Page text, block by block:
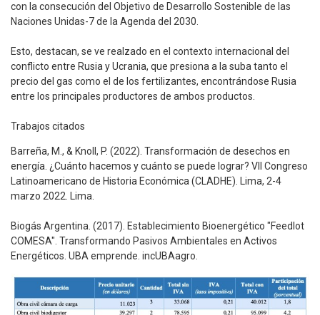
con la consecución del Objetivo de Desarrollo Sostenible de las
Naciones Unidas-7 de la Agenda del 2030.
Esto, destacan, se ve realzado en el contexto internacional del
conflicto entre Rusia y Ucrania, que presiona a la suba tanto el
precio del gas como el de los fertilizantes, encontrándose Rusia
entre los principales productores de ambos productos.
Trabajos citados
Barreña, M., & Knoll, P. (2022). Transformación de desechos en
energía. ¿Cuánto hacemos y cuánto se puede lograr? VII Congreso
Latinoamericano de Historia Económica (CLADHE). Lima, 2-4
marzo 2022. Lima.
Biogás Argentina. (2017). Establecimiento Bioenergético "Feedlot
COMESA". Transformando Pasivos Ambientales en Activos
Energéticos. UBA emprende. incUBAagro.